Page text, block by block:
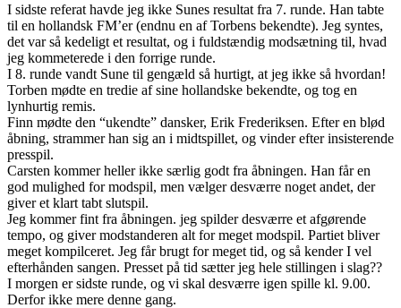
I sidste referat havde jeg ikke Sunes resultat fra 7. runde. Han tabte
til en hollandsk FM’er (endnu en af Torbens bekendte). Jeg syntes,
det var så kedeligt et resultat, og i fuldstændig modsætning til, hvad
jeg kommeterede i den forrige runde.
I 8. runde vandt Sune til gengæld så hurtigt, at jeg ikke så hvordan!
Torben mødte en tredie af sine hollandske bekendte, og tog en
lynhurtig remis.
Finn mødte den “ukendte” dansker, Erik Frederiksen. Efter en blød
åbning, strammer han sig an i midtspillet, og vinder efter insisterende
presspil.
Carsten kommer heller ikke særlig godt fra åbningen. Han får en
god mulighed for modspil, men vælger desværre noget andet, der
giver et klart tabt slutspil.
Jeg kommer fint fra åbningen. jeg spilder desværre et afgørende
tempo, og giver modstanderen alt for meget modspil. Partiet bliver
meget kompilceret. Jeg får brugt for meget tid, og så kender I vel
efterhånden sangen. Presset på tid sætter jeg hele stillingen i slag??
I morgen er sidste runde, og vi skal desværre igen spille kl. 9.00.
Derfor ikke mere denne gang.